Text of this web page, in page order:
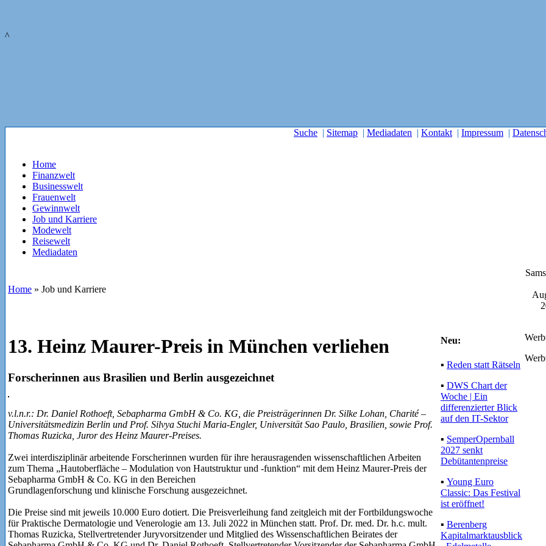
^
Suche | Sitemap | Mediadaten | Kontakt | Impressum |
Home
Finanzwelt
Businesswelt
Frauenwelt
Gewinnwelt
Job und Karriere
Modewelt
Reisewelt
Mediadaten
Home » Job und Karriere
13. Heinz Maurer-Preis in München verliehen
Forscherinnen aus Brasilien und Berlin ausgezeichnet
v.l.n.r.: Dr. Daniel Rothoeft, Sebapharma GmbH & Co. KG, die Preisträgerinnen Dr. Silke Lohan, Charité –
Universitätsmedizin Berlin und Prof. Silvya Stuchi Maria-Engler, Universität Sao Paulo, Brasilien, sowie Prof.
Thomas Ruzicka, Juror des Heinz Maurer-Preises.
Zwei interdisziplinär arbeitende Forscherinnen wurden für ihre herausragenden wissenschaftlichen Arbeiten
zum Thema „Hautoberfläche – Modulation von Hautstruktur und -funktion“ mit dem Heinz Maurer-Preis der
Sebapharma GmbH & Co. KG in den Bereichen
Grundlagenforschung und klinische Forschung ausgezeichnet.
Die Preise sind mit jeweils 10.000 Euro dotiert. Die Preisverleihung fand zeitgleich mit der Fortbildungswoche
für Praktische Dermatologie und Venerologie am 13. Juli 2022 in München statt. Prof. Dr. med. Dr. h.c. mult.
Thomas Ruzicka, Stellvertretender Juryvorsitzender und Mitglied des Wissenschaftlichen Beirates der
Neu:
▪ Reden statt Rätseln
▪ DWS Chart der
Woche | Ein
differenzierter Blick
auf den IT-Sektor
▪ SemperOpernball
2027 senkt
Debütantenpreise
▪ Young Euro
Classic: Das Festival
ist eröffnet!
▪ Berenberg
Kapitalmarktausblick